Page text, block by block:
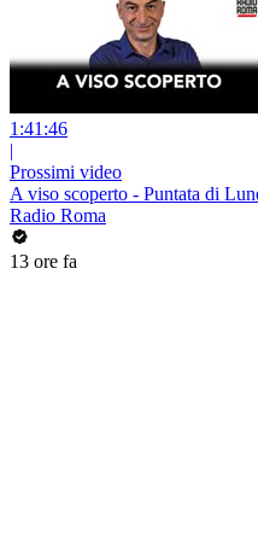
1:41:46
|
Prossimi video
A viso scoperto - Puntata di
Radio Roma
13 ore fa